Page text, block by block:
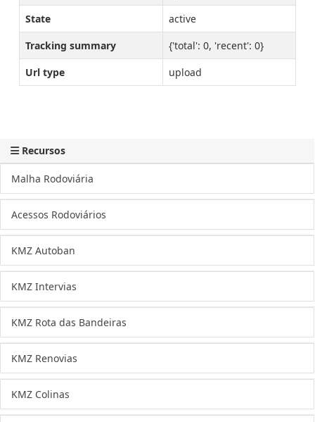
Recursos
Malha Rodoviária
Acessos Rodoviários
KMZ Autoban
KMZ Intervias
KMZ Rota das Bandeiras
KMZ Renovias
KMZ Colinas
State
active
Tracking summary
{'total': 0, 'recent': 0}
Url type
upload